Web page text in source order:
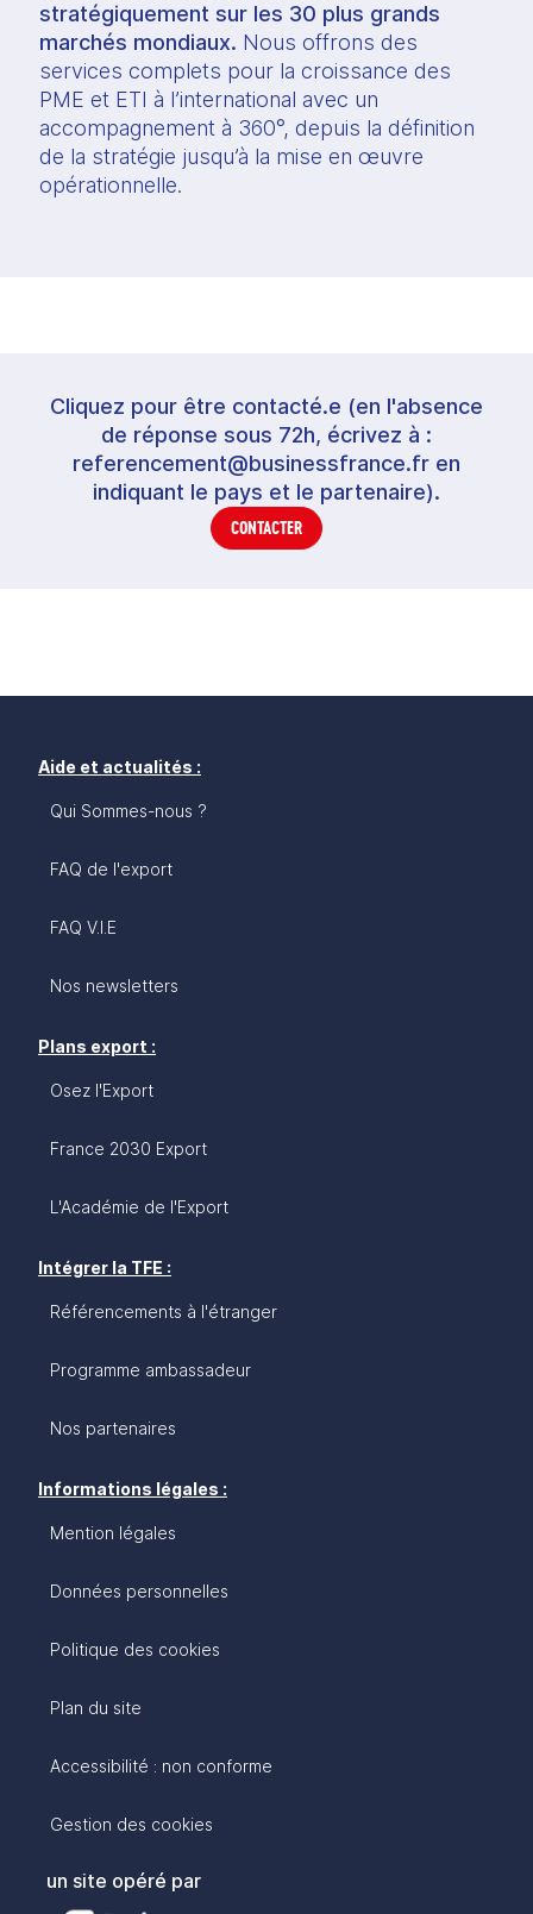
stratégiquement sur les 30 plus grands
marchés mondiaux. Nous offrons des
services complets pour la croissance des
PME et ETI à l’international avec un
accompagnement à 360°, depuis la définition
de la stratégie jusqu’à la mise en œuvre
opérationnelle.
Cliquez pour être contacté.e (en l'absence
de réponse sous 72h, écrivez à :
referencement@businessfrance.fr en
indiquant le pays et le partenaire).
CONTACTER
Aide et actualités :
Qui Sommes-nous ?
FAQ de l'export
FAQ V.I.E
Nos newsletters
Plans export :
Osez l'Export
France 2030 Export
L'Académie de l'Export
Intégrer la TFE :
Référencements à l'étranger
Programme ambassadeur
Nos partenaires
Informations légales :
Mention légales
Données personnelles
Politique des cookies
Plan du site
Accessibilité : non conforme
Gestion des cookies
un site opéré par